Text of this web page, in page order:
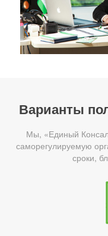
Варианты
Мы, «Единый
саморегулируемую
сроки,